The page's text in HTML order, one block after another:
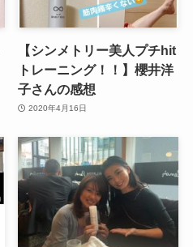
【シンメトリー美人プチhit
トレーニング！！】櫻井洋
子さんの感想
2020年4月16日